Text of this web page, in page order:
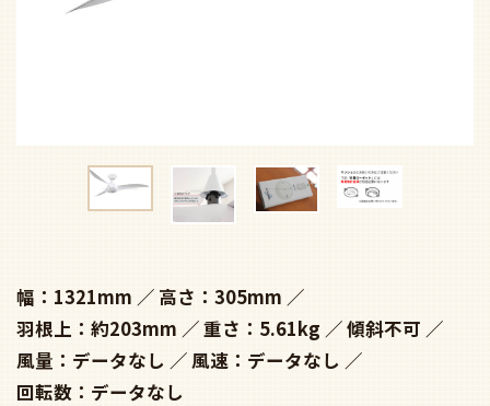
幅：1321mm
高さ：305mm
羽根上：約203mm
重さ：5.61kg
傾斜不可
風量：データなし
風速：データなし
回転数：データなし